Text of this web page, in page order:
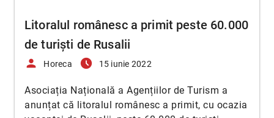
Litoralul românesc a primit peste 60.000
de turiști de Rusalii
person Horeca access_time_filled 15 iunie 2022
Asociația Națională a Agențiilor de Turism a
anunțat că litoralul românesc a primit, cu ocazia